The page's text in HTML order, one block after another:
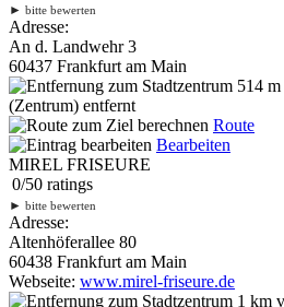
► bitte bewerten
Adresse:
An d. Landwehr 3
60437 Frankfurt am Main
514 m
(Zentrum) entfernt
Route
Bearbeiten
MIREL FRISEURE
0/50 ratings
► bitte bewerten
Adresse:
Altenhöferallee 80
60438 Frankfurt am Main
Webseite: www.mirel-friseure.de
1 km